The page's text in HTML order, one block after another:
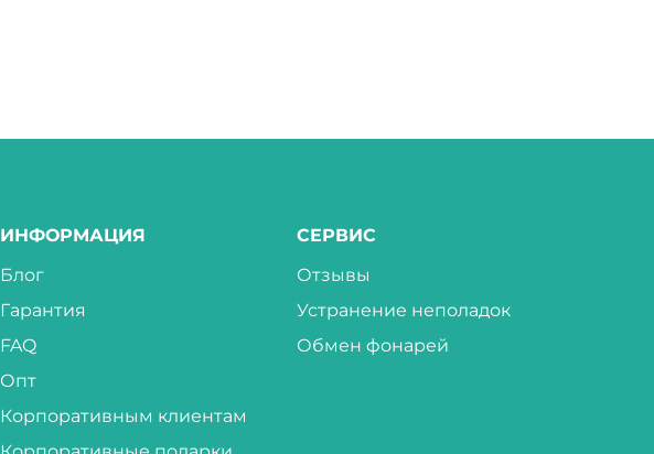
ИНФОРМАЦИЯ
Блог
Гарантия
FAQ
Опт
Корпоративным клиентам
СЕРВИС
Отзывы
Устранение неполадок
Обмен фонарей